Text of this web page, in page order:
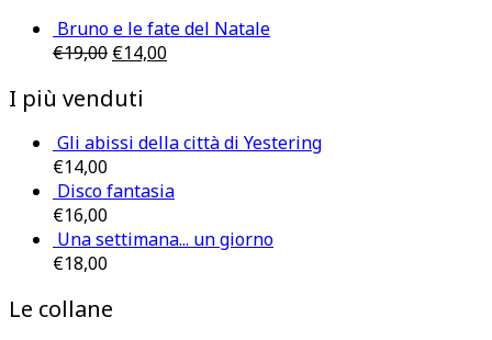
Bruno e le fate del Natale
€19,00 €14,00
I più venduti
Gli abissi della città di Yestering
€14,00
Disco fantasia
€16,00
Una settimana... un giorno
€18,00
Le collane